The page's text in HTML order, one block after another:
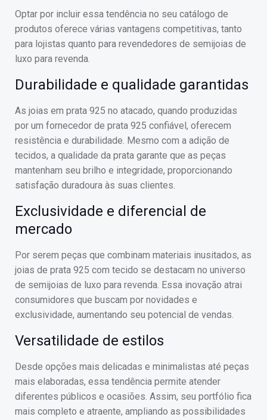
Optar por incluir essa tendência no seu catálogo de
produtos oferece várias vantagens competitivas, tanto
para lojistas quanto para revendedores de semijoias de
luxo para revenda.
Durabilidade e qualidade garantidas
As joias em prata 925 no atacado, quando produzidas
por um fornecedor de prata 925 confiável, oferecem
resistência e durabilidade. Mesmo com a adição de
tecidos, a qualidade da prata garante que as peças
mantenham seu brilho e integridade, proporcionando
satisfação duradoura às suas clientes.
Exclusividade e diferencial de
mercado
Por serem peças que combinam materiais inusitados, as
joias de prata 925 com tecido se destacam no universo
de semijoias de luxo para revenda. Essa inovação atrai
consumidores que buscam por novidades e
exclusividade, aumentando seu potencial de vendas.
Versatilidade de estilos
Desde opções mais delicadas e minimalistas até peças
mais elaboradas, essa tendência permite atender
diferentes públicos e ocasiões. Assim, seu portfólio fica
mais completo e atraente, ampliando as possibilidades